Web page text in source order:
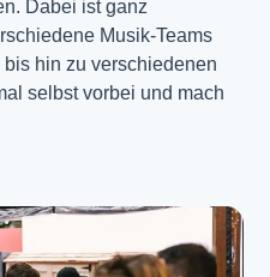
Dabei ist ganz
Musik-Teams
hin zu verschiedenen
selbst vorbei und mach